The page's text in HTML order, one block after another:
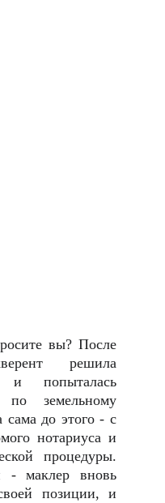
вы? После
решила
и попыталась
по земельному
сама до этого - с
нотариуса и
процедуры.
- маклер вновь
позиции, и